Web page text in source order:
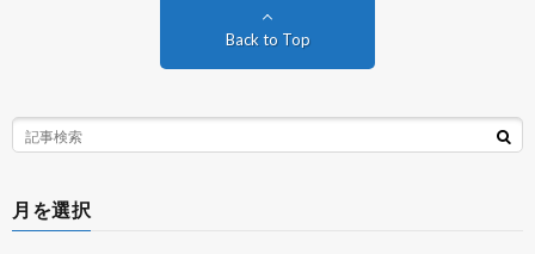
Back to Top
月を選択